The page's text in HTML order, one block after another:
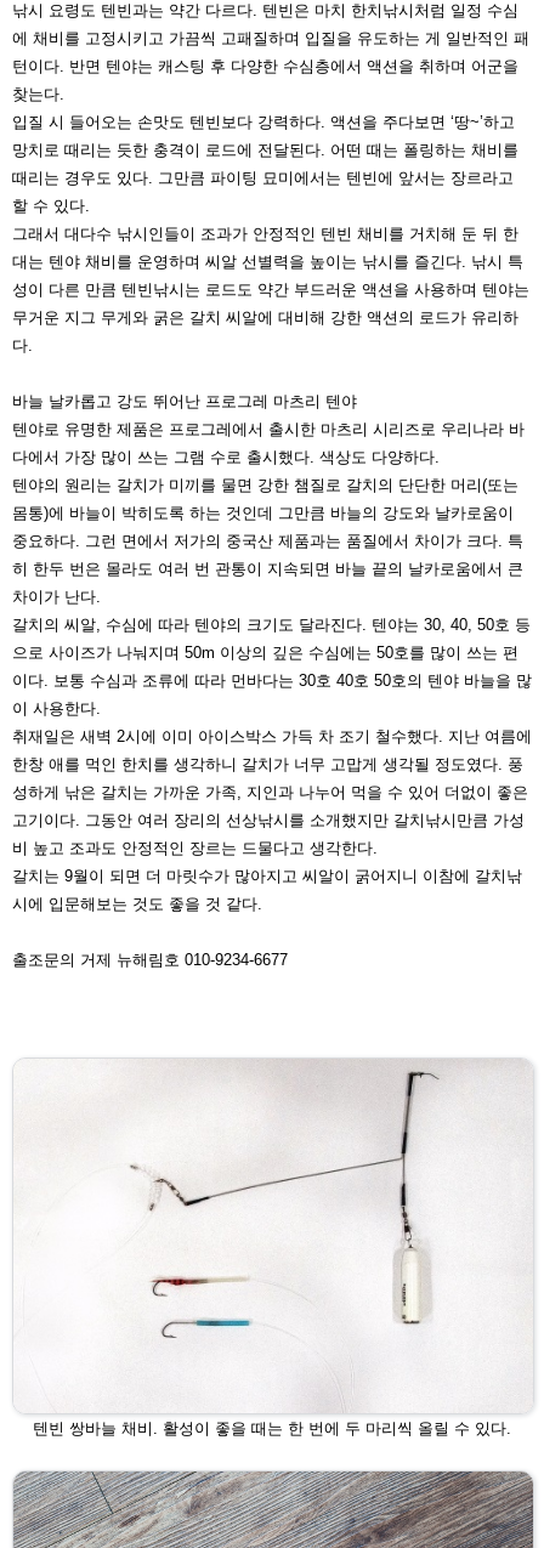
낚시 요령도 텐빈과는 약간 다르다. 텐빈은 마치 한치낚시 처럼 일정 수심
에 채비를 고정시키고 가끔씩 고패질하며 입 질을 유도하는 게 일반적인 패
턴이다. 반면 텐야는 캐스팅 후 다양한 수심층에서 액션을 취하며 어군을
찾는다.
입질 시 들어오는 손맛도 텐빈보다 강력하다. 액션을 주다보면 ‘땅~’하고
망치로 때리는 듯한 충격이 로드에 전달된 다. 어떤 때는 폴링하는 채비를
때리는 경우도 있다. 그만큼 파이팅 묘미에서는 텐빈에 앞서는 장르라고
할 수 있다.
그래서 대다수 낚시인들이 조과가 안정적인 텐빈 채비를 거 치해 둔 뒤 한
대는 텐야 채비를 운영하며 씨알 선별력을 높이는 낚시를 즐긴다. 낚시 특
성이 다른 만큼 텐빈낚시는 로 드도 약간 부드러운 액션을 사용하며 텐야는
무거운 지그 무게와 굵은 갈치 씨알에 대비해 강한 액션의 로드가 유리하
다.
바늘 날카롭고 강도 뛰어난 프로그레 마츠리 텐야
텐야로 유명한 제품은 프로그레에서 출시한 마츠리 시리즈 로 우리나라 바
다에서 가장 많이 쓰는 그램 수로 출시했다. 색상도 다양하다.
텐야의 원리는 갈치가 미끼를 물면 강한 챔질로 갈치의 단단한 머리(또는
몸통)에 바늘이 박히도록 하는 것인데 그만큼 바늘의 강도와 날카로움이
중요하다. 그런 면에서 저가의 중국산 제품과는 품질에서 차이가 크다. 특
히 한두 번은 몰라도 여러 번 관통이 지속되면 바늘 끝의 날카로움에서 큰
차이가 난다.
갈치의 씨알, 수심에 따라 텐야의 크기도 달라진다. 텐야는 30, 40, 50호 등
으로 사이즈가 나눠지며 50m 이상의 깊은 수심에는 50호를 많이 쓰는 편
이다. 보통 수심과 조류에 따라 먼바다는 30호 40호 50호의 텐야 바늘을 많
이 사용한다.
취재일은 새벽 2시에 이미 아이스박스 가득 차 조기 철수했 다. 지난 여름에
한창 애를 먹인 한치를 생각하니 갈치가 너 무 고맙게 생각될 정도였다. 풍
성하게 낚은 갈치는 가까운 가족, 지인과 나누어 먹을 수 있어 더없이 좋은
고기이다. 그 동안 여러 장리의 선상낚시를 소개했지만 갈치낚시만큼 가성
비 높고 조과도 안정적인 장르는 드물다고 생각한다.
갈치는 9월이 되면 더 마릿수가 많아지고 씨알이 굵어지니 이참에 갈치낚
시에 입문해보는 것도 좋을 것 같다.
출조문의 거제 뉴해림호 010-9234-6677
텐빈 쌍바늘 채비. 활성이 좋을 때는 한 번에 두 마리씩 올릴 수 있다.